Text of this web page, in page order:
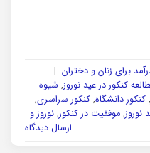
برای زنان و دختران |
کنکور در عید نوروز, شیوه
, کنکور دانشگاه, کنکور سراسری,
نوروز, موفقیت در کنکور, نوروز و
ارسال دیدگاه